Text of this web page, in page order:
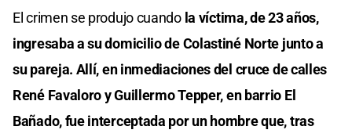
El crimen se produjo cuandola víctima, de 23 años,
ingresaba a su domicilio de Colastiné Norte junto a
su pareja. Allí, en inmediaciones del cruce de calles
René Favaloro y Guillermo Tepper, en barrio El
Bañado, fue interceptada por un hombre que, tras